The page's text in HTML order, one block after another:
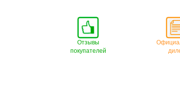
Отзывы
покупателей